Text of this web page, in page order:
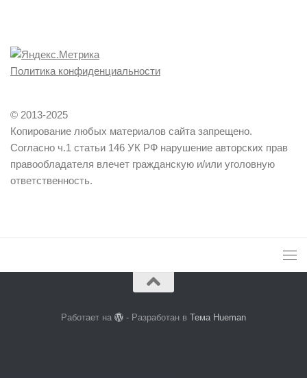
Политика конфиденциальности
© 2013-2025
Копирование любых материалов сайта запрещено.
Согласно ч.1 статьи 146 УК РФ нарушение авторских прав
правообладателя влечет гражданскую и/или уголовную
ответственность.
Работает на - Разработан вТема Hueman